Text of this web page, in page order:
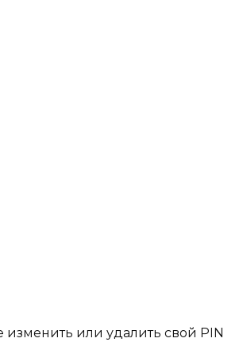
изменить или удалить свой PIN